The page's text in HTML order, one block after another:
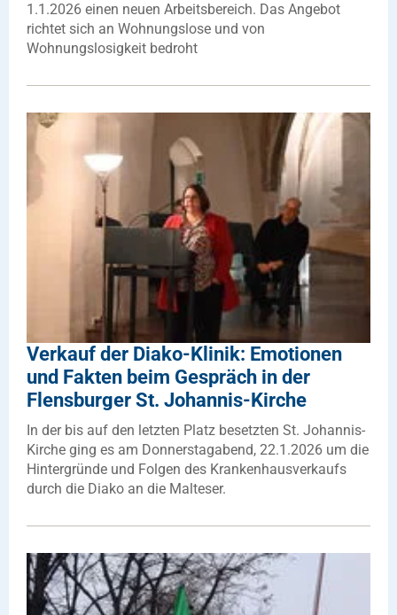
1.1.2026 einen neuen Arbeitsbereich. Das Angebot
richtet sich an Wohnungslose und von
Wohnungslosigkeit bedroht
Verkauf der Diako-Klinik: Emotionen
und Fakten beim Gespräch in der
Flensburger St. Johannis-Kirche
In der bis auf den letzten Platz besetzten St. Johannis-
Kirche ging es am Donnerstagabend, 22.1.2026 um die
Hintergründe und Folgen des Krankenhausverkaufs
durch die Diako an die Malteser.